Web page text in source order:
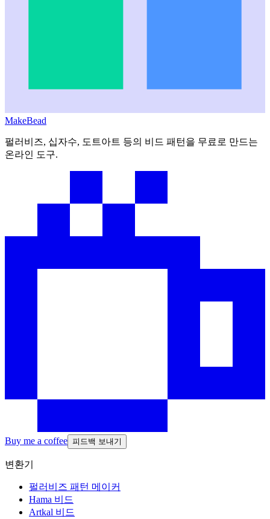
MakeBead
펄러비즈, 십자수, 도트아트 등의 비드 패턴을 무료로 만드는
온라인 도구.
Buy me a coffee 피드백 보내기
변환기
펄러비즈 패턴 메이커
Hama 비드
Artkal 비드